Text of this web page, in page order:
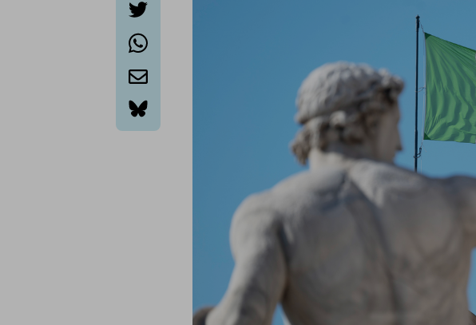
bluesky